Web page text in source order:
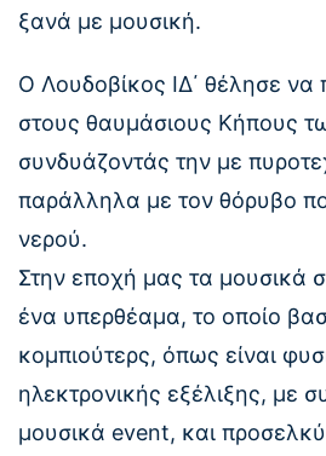
ξανά με μουσική.
Ο Λουδοβίκος ΙΔ΄ θέλησε να
στους θαυμάσιους Κήπους
συνδυάζοντάς την με
παράλληλα με τον θόρυβο
νερού.
Στην εποχή μας τα μουσικά
ένα υπερθέαμα, το οποίο
κομπιούτερς, όπως είναι
ηλεκτρονικής εξέλιξης, με
μουσικά event, και